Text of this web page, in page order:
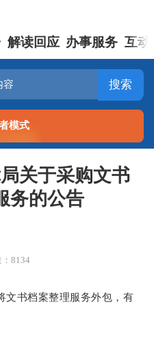
解读回应 办事服务 互动
搜索
模式
关于采购文书
务的公告
8134
书档案整理服务外包，有